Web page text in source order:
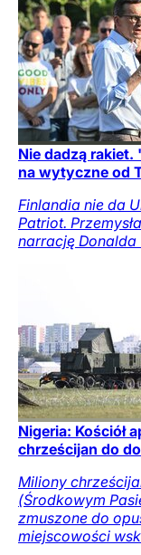
Nie dadzą
na wytyczne od
Finlandia nie da
Patriot.
narrację Donalda
Nigeria: Kościół
chrześcijan do
Miliony
(Środkowym
zmuszone do
miejscowości